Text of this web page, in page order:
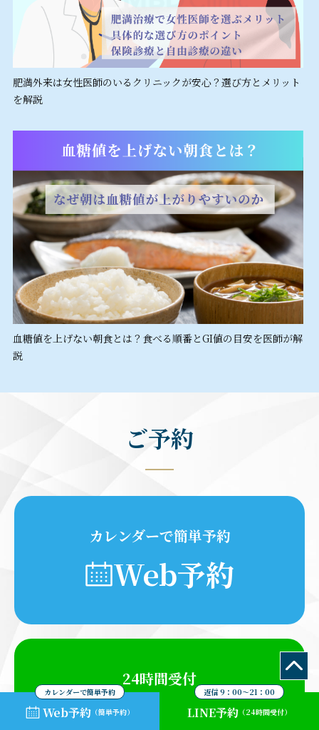
肥満外来は女性医師のいるクリニックが安心？選び方とメリット
を解説
血糖値を上げない朝食とは？食べる順番とGI値の目安を医師が解
説
カレンダーで簡単予約
Web予約 （簡単予約）
返信 9：00～21：00
LINE予約 （24時間受付）
ご予約
カレンダーで簡単予約
Web予約
24時間受付
LINE予約